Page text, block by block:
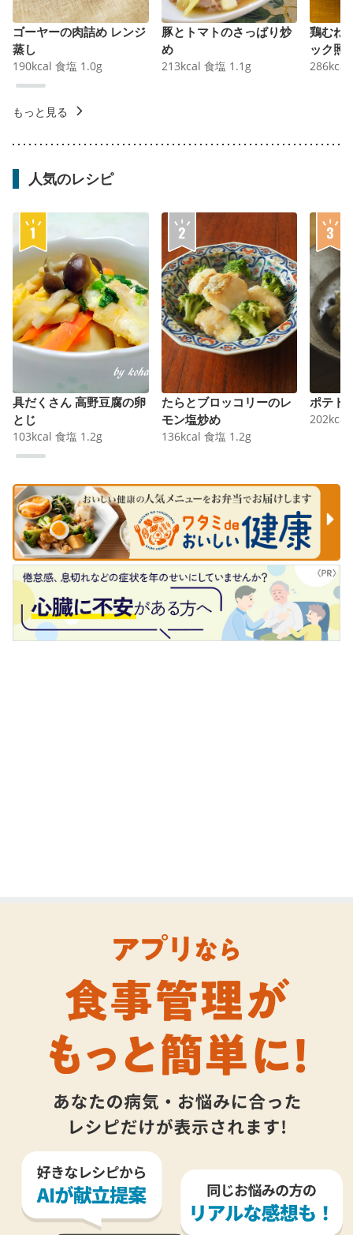
ゴーヤーの肉詰め レンジ
蒸し
190kcal 食塩 1.0g
豚とトマトのさっぱり炒
め
213kcal 食塩 1.1 g
鶏むね
ック照
286kcal
もっと見る
人気のレシピ
具だくさん 高野豆腐の卵
とじ
103kcal 食塩 1.2g
たらとブロッコリーのレ
モン塩炒め
136kcal 食塩 1.2g
ポテト
202kcal